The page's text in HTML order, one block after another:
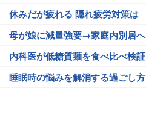
休みだが疲れる 隠れ疲労対策は
母が娘に減量強要→家庭内別居へ
内科医が低糖質麺を食べ比べ検証
睡眠時の悩みを解消する過ごし方